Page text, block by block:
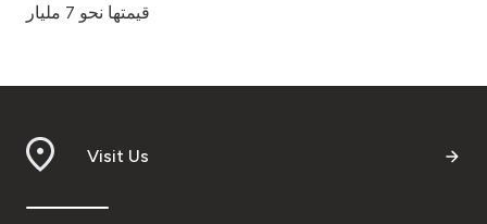
قيمتها نحو 7 مليار
Visit Us